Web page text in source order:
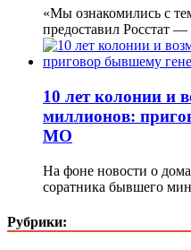
«Мы ознакомились с
предоставил Росстат
10 лет колонии и
миллионов:
МО
На фоне новости о
соратника бывшего
Рубрики: